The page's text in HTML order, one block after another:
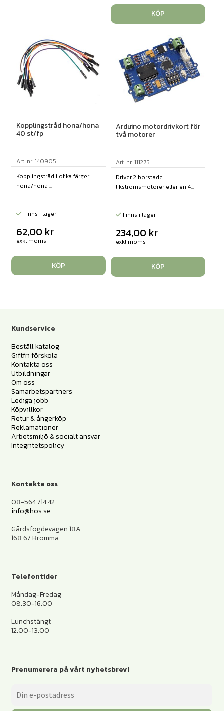
KÖP
Kopplingstråd hona/hona
40 st/fp
Art. nr: 140905
Kopplingstråd i olika färger
hona/hona ...
Finns i lager
62,00 kr
exkl moms
KÖP
Arduino motordrivkort för
två motorer
Art. nr: 111275
Driver 2 borstade
likströmsmotorer eller en 4...
Finns i lager
234,00 kr
exkl moms
KÖP
Kundservice
Beställ katalog
Giftfri förskola
Kontakta oss
Utbildningar
Om oss
Samarbetspartners
Lediga jobb
Köpvillkor
Retur & ångerköp
Reklamationer
Arbetsmiljö & socialt ansvar
Integritetspolicy
Kontakta oss
08-564 714 42
info@hos.se
Gårdsfogdevägen 18A
168 67 Bromma
Telefontider
Måndag-Fredag
08.30-16.00
Lunchstängt
12.00-13.00
Prenumerera på vårt nyhetsbrev!